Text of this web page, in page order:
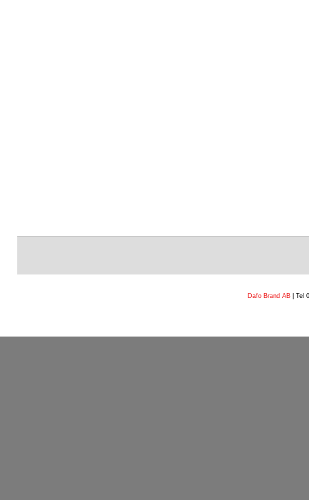
Dafo Brand AB | Tel